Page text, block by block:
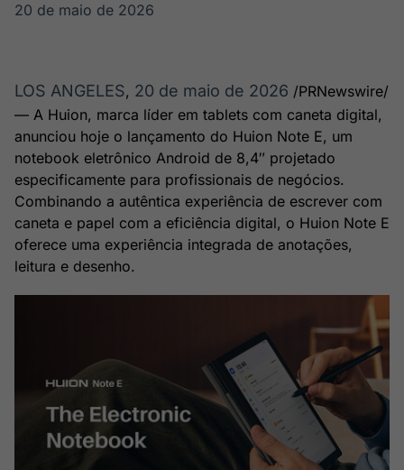
Broadcast
Wallboard
Conteúdos e
dados para
Broadcast
Curadoria
Curadoria de
conteúdos
Soluções de
Tecnologia
Broadcast
notícias e
conteúdos
Broadcast
plataforma para
analisar fundos
de investimento
no Brasil
IA
Em breve
BroadFast
Em breve
20 de maio de 2026
LOS ANGELES, 20 de maio de 2026 /PRNewswire/
— A Huion, marca líder em tablets com caneta digital,
anunciou hoje o lançamento do Huion Note E, um
notebook eletrônico Android de 8,4″ projetado
especificamente para profissionais de negócios.
Combinando a autêntica experiência de escrever com
caneta e papel com a eficiência digital, o Huion Note E
oferece uma experiência integrada de anotações,
leitura e desenho.